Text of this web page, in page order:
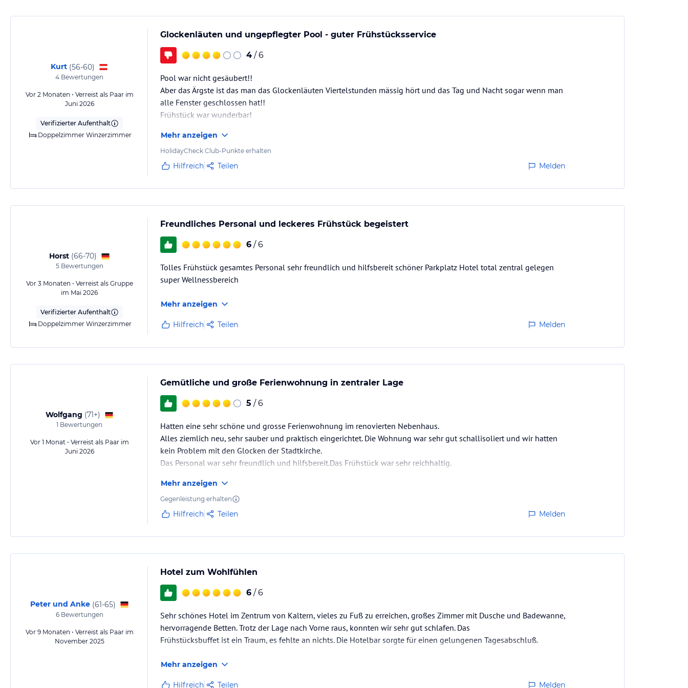
Erholsame Stunden in unserer Wellness-Oase erleben und die Hektik des Alltags vergessen. Durch einen direkten
Zugang mit dem Goldenen Stern verbunden erstreckt sich, nur wenige Meter vom Haupthaus entfernt unser neuer
Wellnessbereich mit dem großen Freischwimmbad, dem Whirlpool mit Unterwassermassage und einem kleinen, aber
feinen Saunareich.
In den Ruheräumen können Sie nach einer wohltuenden Medical Wellness Behandlung oder einer entspannenden
Rückenmassage nach Herzenslust träumen und für einen Moment das Innehalten der Zeit genießen.
Allgemeine und unverbindliche Hoteliers-/Veranstalter-/Kataloginformationen. Alle Angaben ohne
Gewähr und ohne Prüfung durch HolidayCheck. Bitte lies vor der Buchung die verbindlichen
Kurt (56-60)
4 Bewertungen
Vor 2 Monaten • Verreist als Paar im
Juni 2026
Verifizierter Aufenthalt
Doppelzimmer Winzerzimmer
Glockenläuten und ungepflegter Pool - guter Frühstücksservice
4 / 6
Pool war nicht gesäubert!!
Aber das Ärgste ist das man das Glockenläuten Viertelstunden mässig hört und das Tag und Nacht sogar wenn man
alle Fenster geschlossen hat!!
Frühstück war wunderbar!
Mehr anzeigen
HolidayCheck Club-Punkte erhalten
Hilfreich Teilen Melden
Horst (66-70)
5Bewertungen
Vor 3 Monaten • Verreist als Gruppe
im Mai 2026
Verifizierter Aufenthalt
Doppelzimmer Winzerzimmer
Freundliches Personal und leckeres Frühstück begeistert
6 / 6
Tolles Frühstück gesamtes Personal sehr freundlich und hilfsbereit schöner Parkplatz Hotel total zentral gelegen
super Wellnessbereich
Mehr anzeigen
Hilfreich Teilen Melden
Wolfgang (71+)
1 Bewertungen
Vor 1 Monat • Verreist als Paar im
Juni 2026
Gemütliche und große Ferienwohnung in zentraler Lage
5 / 6
Hatten eine sehr schöne und grosse Ferienwohnung im renovierten Nebenhaus.
Alles ziemlich neu, sehr sauber und praktisch eingerichtet. Die Wohnung war sehr gut schallisoliert und wir hatten
kein Problem mit den Glocken der Stadtkirche.
Das Personal war sehr freundlich und hilfsbereit.Das Frühstück war sehr reichhaltig.
Mehr anzeigen
Gegenleistung erhalten
Hilfreich Teilen Melden
Peter und Anke (61-65)
6Bewertungen
Vor 9 Monaten • Verreist als Paar im
November 2025
Hotel zum Wohlfühlen
6 / 6
Sehr schönes Hotel im Zentrum von Kaltern, vieles zu Fuß zu erreichen, großes Zimmer mit Dusche und Badewanne,
hervorragende Betten. Trotz der Lage nach Vorne raus, konnten wir sehr gut schlafen. Das
Frühstücksbuffet ist ein Traum, es fehlte an nichts. Die Hotelbar sorgte für einen gelungenen Tagesabschluß.
Mehr anzeigen
Hilfreich Teilen Melden